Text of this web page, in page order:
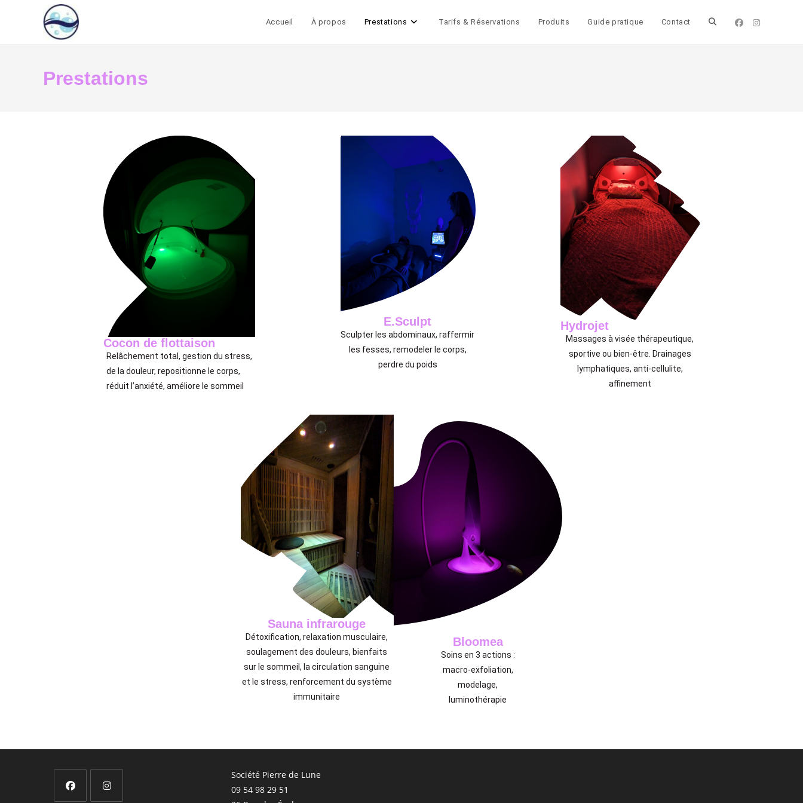
Accueil À propos Prestations Tarifs & Réservations Produits Guide pratique Contact
Prestations
Cocon de flottaison
Relâchement total, gestion du stress,
de la douleur, repositionne le corps,
réduit l’anxiété, améliore le sommeil
E.Sculpt
Sculpter les abdominaux, raffermir
les fesses, remodeler le corps,
perdre du poids
Hydrojet
Massages à visée thérapeutique,
sportive ou bien-être. Drainages
lymphatiques, anti-cellulite,
affinement
Sauna infrarouge
Détoxification, relaxation musculaire,
soulagement des douleurs, bienfaits
sur le sommeil, la circulation sanguine
et le stress, renforcement du système
immunitaire
Bloomea
Soins en 3 actions :
macro-exfoliation,
modelage,
luminothérapie
Société Pierre de Lune
09 54 98 29 51